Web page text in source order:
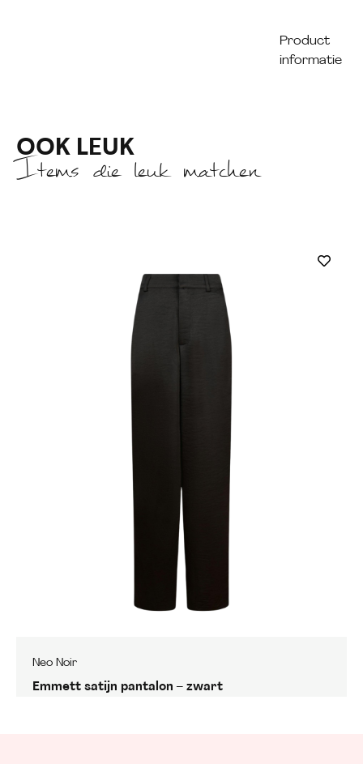
Product
informatie
OOK LEUK
Items die leuk matchen
Neo Noir
Emmett satijn pantalon – zwart